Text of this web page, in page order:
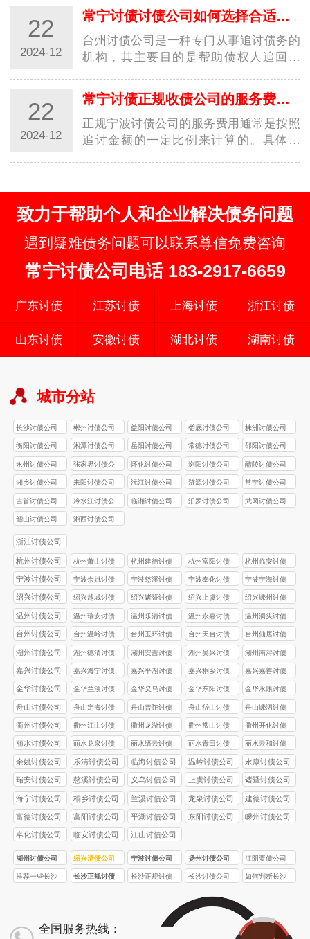
更加规范…
22
2024-12
常宁讨债讨债公司如何选择合适的收费方式？
台州讨债公司是一种专门从事追讨债务的
机构，其主要目的是帮助债权人追回欠
要考虑多种…
22
2024-12
常宁讨债正规收债公司的服务费用是如何计算的？
正规宁波讨债公司的服务费用通常是按照
追讨金额的一定比例来计算的。具体来
致力于帮助个人和企业解决债务问题
遇到疑难债务问题可以联系尊信免费咨询
常宁讨债公司电话 183-2917-6659
广东讨债 江苏讨债 上海讨债 浙江讨债
山东讨债 安徽讨债 湖北讨债 湖南讨债
城市分站
长沙讨债公司 郴州讨债公司 益阳讨债公司 娄底讨债公司 株洲讨债公司
衡阳讨债公司 湘潭讨债公司 岳阳讨债公司 常德讨债公司 邵阳讨债公司
永州讨债公司
张家界讨债公
司
怀化讨债公司 浏阳讨债公司 醴陵讨债公司
湘乡讨债公司 耒阳讨债公司 沅江讨债公司 涟源讨债公司 常宁讨债公司
吉首讨债公司
冷水江讨债公
司
临湘讨债公司 汨罗讨债公司 武冈讨债公司
韶山讨债公司 湘西讨债公司
浙江讨债公司
杭州讨债公司
杭州萧山讨债
公司
杭州建德讨债
公司
杭州富阳讨债
公司
杭州临安讨债
公司
宁波讨债公司
宁波余姚讨债
公司
宁波慈溪讨债
公司
宁波奉化讨债
公司
宁波宁海讨债
公司
绍兴讨债公司
绍兴越城讨债
公司
绍兴诸暨讨债
公司
绍兴上虞讨债
公司
绍兴嵊州讨债
公司
温州讨债公司
温州瑞安讨债
公司
温州乐清讨债
公司
温州永嘉讨债
公司
温州洞头讨债
公司
台州讨债公司
台州温岭讨债
公司
台州玉环讨债
公司
台州天台讨债
公司
台州仙居讨债
公司
湖州讨债公司
湖州德清讨债
公司
湖州安吉讨债
公司
湖州吴兴讨债
公司
湖州南浔讨债
公司
嘉兴讨债公司
嘉兴海宁讨债
公司
嘉兴平湖讨债
公司
嘉兴桐乡讨债
公司
嘉兴嘉善讨债
公司
金华讨债公司
金华兰溪讨债
公司
金华义乌讨债
公司
金华东阳讨债
公司
金华永康讨债
公司
舟山讨债公司
舟山定海讨债
公司
舟山普陀讨债
公司
舟山岱山讨债
公司
舟山嵊泗讨债
公司
衢州讨债公司
衢州江山讨债
公司
衢州龙游讨债
公司
衢州常山讨债
公司
衢州开化讨债
公司
丽水讨债公司
丽水龙泉讨债
公司
丽水缙云讨债
公司
丽水青田讨债
公司
丽水云和讨债
公司
余姚讨债公司 乐清讨债公司 临海讨债公司 温岭讨债公司 永康讨债公司
瑞安讨债公司 慈溪讨债公司 义乌讨债公司 上虞讨债公司 诸暨讨债公司
海宁讨债公司 桐乡讨债公司 兰溪讨债公司 龙泉讨债公司 建德讨债公司
富德讨债公司 富阳讨债公司 平湖讨债公司 东阳讨债公司 嵊州讨债公司
奉化讨债公司 临安讨债公司 江山讨债公司
湖州讨债公司 绍兴清债公司 宁波讨债公司 扬州讨债公司 江阴要债公司
推荐一些长沙
长沙正规讨债
长沙正规讨债
长沙讨债公司
怎样的？
如何判断长沙
是否合理？
全国服务热线：